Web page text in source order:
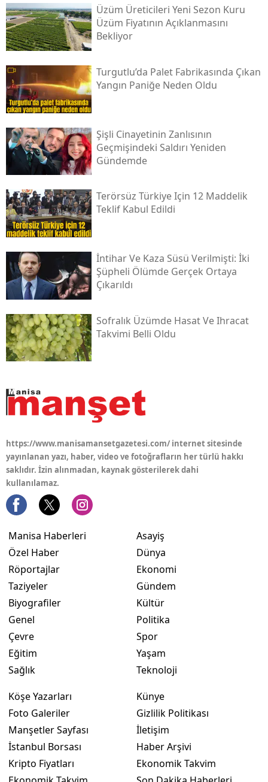
Üzüm Üreticileri Yeni Sezon Kuru
Üzüm Fiyatının Açıklanmasını
Bekliyor
Turgutlu’da Palet Fabrikasında Çıkan
Yangın Paniğe Neden Oldu
Şişli Cinayetinin Zanlısının
Geçmişindeki Saldırı Yeniden
Gündemde
Terörsüz Türkiye Için 12 Maddelik
Teklif Kabul Edildi
İntihar Ve Kaza Süsü Verilmişti: İki
Şüpheli Ölümde Gerçek Ortaya
Çıkarıldı
Sofralık Üzümde Hasat Ve Ihracat
Takvimi Belli Oldu
https://www.manisamansetgazetesi.com/ internet sitesinde
yayınlanan yazı, haber, video ve fotoğrafların her türlü hakkı
saklıdır. İzin alınmadan, kaynak gösterilerek dahi
kullanılamaz.
Manisa Haberleri
Özel Haber
Röportajlar
Taziyeler
Biyografiler
Genel
Çevre
Eğitim
Sağlık
Asayiş
Dünya
Ekonomi
Gündem
Kültür
Politika
Spor
Yaşam
Teknoloji
Köşe Yazarları
Foto Galeriler
Manşetler Sayfası
İstanbul Borsası
Kripto Fiyatları
Künye
Gizlilik Politikası
İletişim
Haber Arşivi
Ekonomik Takvim